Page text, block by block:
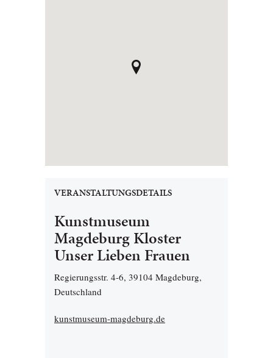
VERANSTALTUNGSDETAILS
Kunstmuseum
Magdeburg Kloster
Unser Lieben Frauen
Regierungsstr. 4-6, 39104 Magdeburg,
Deutschland
kunstmuseum-magdeburg.de